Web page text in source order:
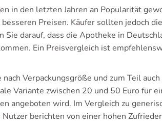
in den letzten Jahren an Popularität
Preisen. Käufer sollten jedoch die
darauf, dass die Apotheke in
Ein Preisvergleich ist
Verpackungsgröße und zum Teil auch
Variante zwischen 20 und 50 Euro für
angeboten wird. Im Vergleich zu
berichten von einer hohen